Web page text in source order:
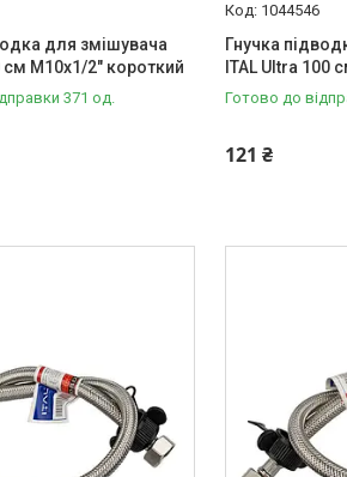
для змішувача
см M10x1/2" короткий
371 од.
1044546
Гнучка
ITAL Ultra 100
Готово до
121 ₴